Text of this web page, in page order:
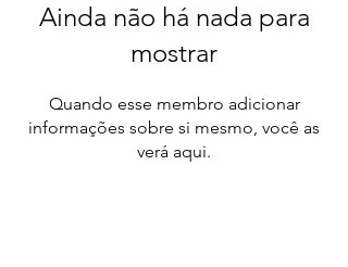
Ainda não há nada para
mostrar
Quando esse membro adicionar
informações sobre si mesmo, você as
verá aqui.